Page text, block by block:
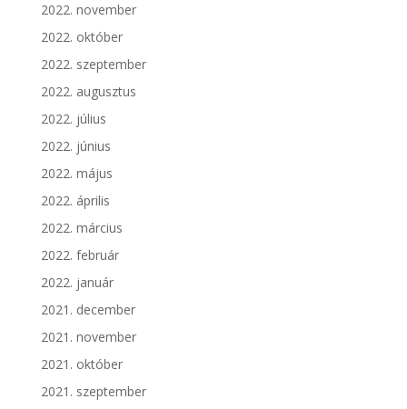
2022. november
2022. október
2022. szeptember
2022. augusztus
2022. július
2022. június
2022. május
2022. április
2022. március
2022. február
2022. január
2021. december
2021. november
2021. október
2021. szeptember